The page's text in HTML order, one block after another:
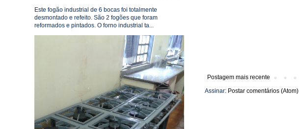
Postagem mais recente
Assinar: Postar comentários (Atom)
Este fogão industrial de 6 bocas foi totalmente
desmontado e refeito. São 2 fogões que foram
reformados e pintados. O forno industrial ta...